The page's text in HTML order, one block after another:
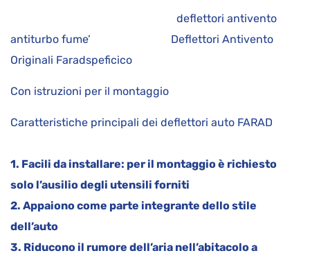
deflettori antivento
antiturbo fume’ Deflettori Antivento
Originali Faradspeficico
Con istruzioni per il montaggio
Caratteristiche principali dei deflettori auto FARAD
1. Facili da installare: per il montaggio è richiesto
solo l’ausilio degli utensili forniti
2. Appaiono come parte integrante dello stile
dell’auto
3. Riducono il rumore dell’aria nell’abitacolo a